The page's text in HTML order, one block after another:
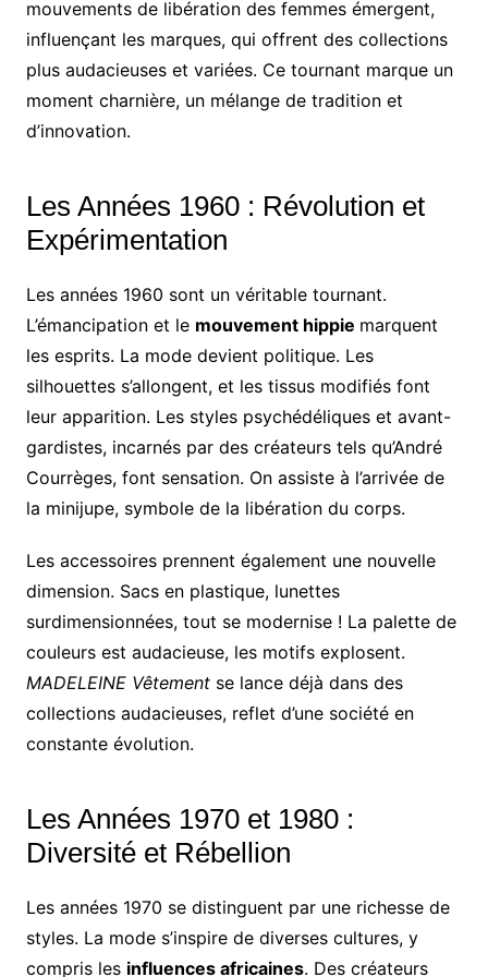
mouvements de libération des femmes émergent,
influençant les marques, qui offrent des collections
plus audacieuses et variées. Ce tournant marque un
moment charnière, un mélange de tradition et
d’innovation.
Les Années 1960 : Révolution et
Expérimentation
Les années 1960 sont un véritable tournant.
L’émancipation et le mouvement hippie marquent
les esprits. La mode devient politique. Les
silhouettes s’allongent, et les tissus modifiés font
leur apparition. Les styles psychédéliques et avant-
gardistes, incarnés par des créateurs tels qu’André
Courrèges, font sensation. On assiste à l’arrivée de
la minijupe, symbole de la libération du corps.
Les accessoires prennent également une nouvelle
dimension. Sacs en plastique, lunettes
surdimensionnées, tout se modernise ! La palette de
couleurs est audacieuse, les motifs explosent.
MADELEINE Vêtementse lance déjà dans des
collections audacieuses, reflet d’une société en
constante évolution.
Les Années 1970 et 1980 :
Diversité et Rébellion
Les années 1970 se distinguent par une richesse de
styles. La mode s’inspire de diverses cultures, y
compris les influences africaines. Des créateurs